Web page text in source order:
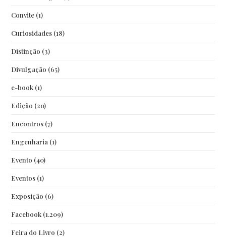
Convite (1)
Curiosidades (18)
Distinção (3)
Divulgação (65)
e-book (1)
Edição (20)
Encontros (7)
Engenharia (1)
Evento (40)
Eventos (1)
Exposição (6)
Facebook (1.209)
Feira do Livro (2)